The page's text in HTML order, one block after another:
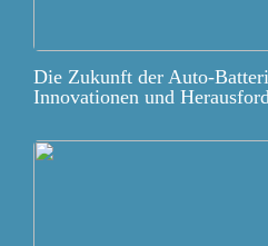
Die Zukunft der Auto-
Innovationen und